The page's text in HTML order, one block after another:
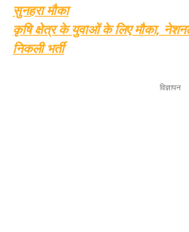
सुनहरा मौका
कृषि क्षेत्र के युवाओं के लिए मौका,
निकली भर्ती
विज्ञापन